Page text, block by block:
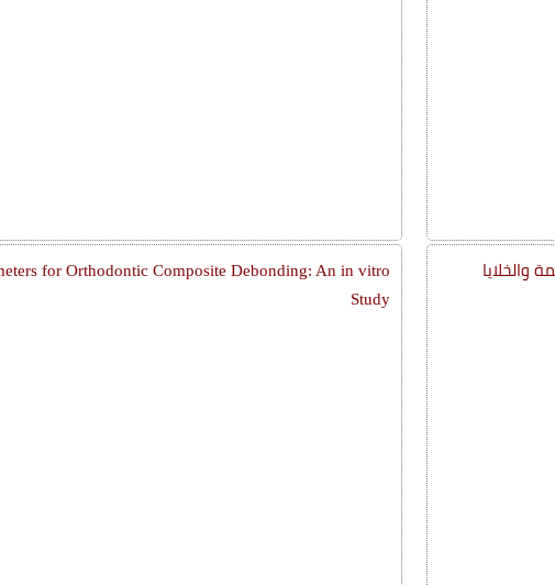
والخلايا
for Orthodontic Composite Debonding: An in vitro
Study